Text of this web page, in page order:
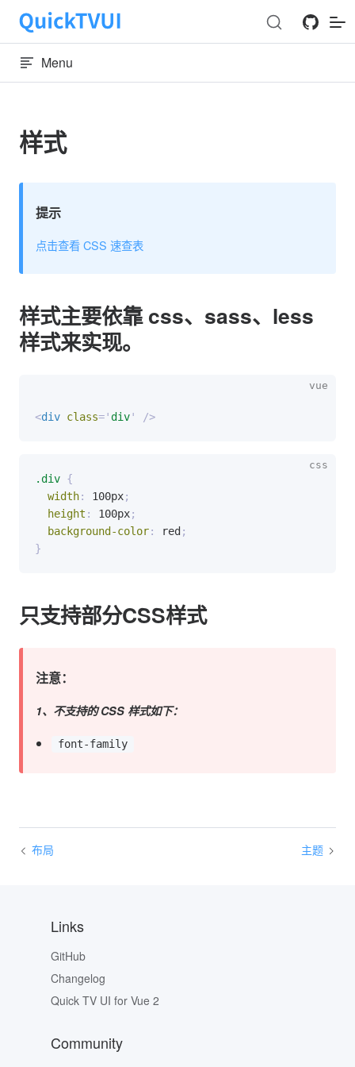
Skip to content
Menu
样式
提示
点击查看 CSS 速查表
样式主要依靠 css、sass、less
样式来实现。
<div class=' div' />
.div {
width: 100px;
height : 100px;
background-color: red ;
}
只支持部分CSS样式
注意：
1、不支持的 CSS 样式如下：
font-family
布局 主题
Links
GitHub
Changelog
Quick TV UI for Vue 2
Community